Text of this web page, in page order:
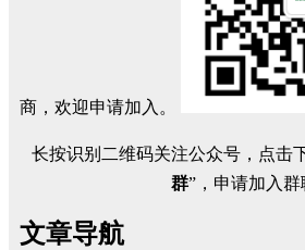
商，欢迎申请加入。
长按识别二维码关注公众号，点击
群”，申请加入群
文章导航